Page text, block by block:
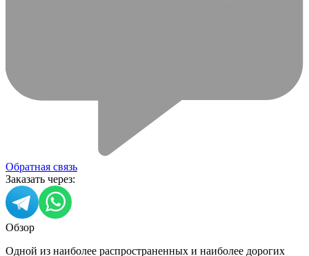
Обратная связь
Заказать через:
Обзор
Одной из наиболее распространенных и наиболее дорогих